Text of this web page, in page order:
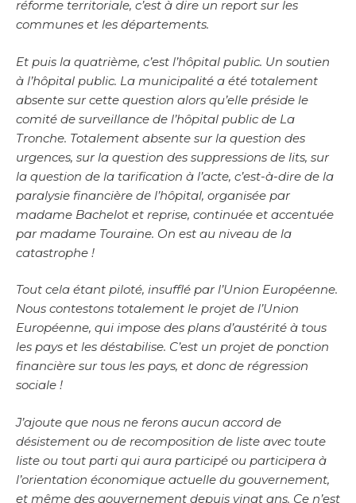
réforme territoriale, c’est à dire un report sur les
communes et les départements.
Et puis la quatrième, c’est l’hôpital public. Un soutien
à l’hôpital public. La municipalité a été totalement
absente sur cette question alors qu’elle préside le
comité de surveillance de l’hôpital public de La
Tronche. Totalement absente sur la question des
urgences, sur la question des suppressions de lits, sur
la question de la tarification à l’acte, c’est-à-dire de la
paralysie financière de l’hôpital, organisée par
madame Bachelot et reprise, continuée et accentuée
par madame Touraine. On est au niveau de la
catastrophe !
Tout cela étant piloté, insufflé par l’Union Européenne.
Nous contestons totalement le projet de l’Union
Européenne, qui impose des plans d’austérité à tous
les pays et les déstabilise. C’est un projet de ponction
financière sur tous les pays, et donc de régression
sociale !
J’ajoute que nous ne ferons aucun accord de
désistement ou de recomposition de liste avec toute
liste ou tout parti qui aura participé ou participera à
l’orientation économique actuelle du gouvernement,
et même des gouvernement depuis vingt ans. Ce n’est